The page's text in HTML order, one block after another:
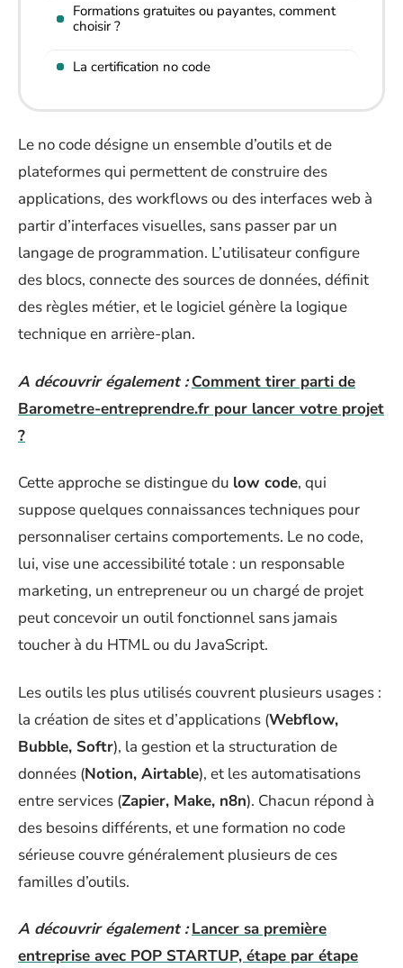
Formations gratuites ou payantes, comment
choisir ?
La certification no code
Le no code désigne un ensemble d’outils et de
plateformes qui permettent de construire des
applications, des workflows ou des interfaces web à
partir d’interfaces visuelles, sans passer par un
langage de programmation. L’utilisateur configure
des blocs, connecte des sources de données, définit
des règles métier, et le logiciel génère la logique
technique en arrière-plan.
A découvrir également : Comment tirer parti de
Barometre-entreprendre.fr pour lancer votre projet
?
Cette approche se distingue du low code, qui
suppose quelques connaissances techniques pour
personnaliser certains comportements. Le no code,
lui, vise une accessibilité totale : un responsable
marketing, un entrepreneur ou un chargé de projet
peut concevoir un outil fonctionnel sans jamais
toucher à du HTML ou du JavaScript.
Les outils les plus utilisés couvrent plusieurs usages :
la création de sites et d’applications (Webflow,
Bubble, Softr), la gestion et la structuration de
données (Notion, Airtable), et les automatisations
entre services (Zapier, Make, n8n). Chacun répond à
des besoins différents, et une formation no code
sérieuse couvre généralement plusieurs de ces
familles d’outils.
A découvrir également : Lancer sa première
entreprise avec POP STARTUP, étape par étape